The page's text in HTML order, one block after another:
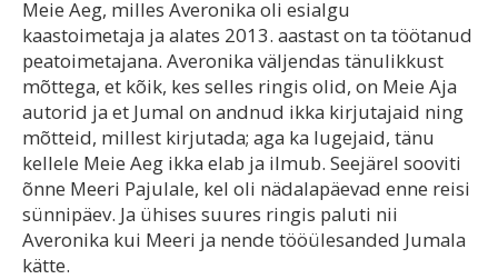
Meie Aeg, milles Averonika oli esialgu
kaastoimetaja ja alates 2013. aastast on ta töötanud
peatoimetajana. Averonika väljendas tänulikkust
mõttega, et kõik, kes selles ringis olid, on Meie Aja
autorid ja et Jumal on andnud ikka kirjutajaid ning
mõtteid, millest kirjutada; aga ka lugejaid, tänu
kellele Meie Aeg ikka elab ja ilmub. Seejärel sooviti
õnne Meeri Pajulale, kel oli nädalapäevad enne reisi
sünnipäev. Ja ühises suures ringis paluti nii
Averonika kui Meeri ja nende tööülesanded Jumala
kätte.